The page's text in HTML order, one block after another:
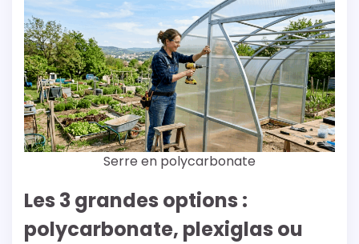
Serre en polycarbonate
Les 3 grandes options :
polycarbonate, plexiglas ou